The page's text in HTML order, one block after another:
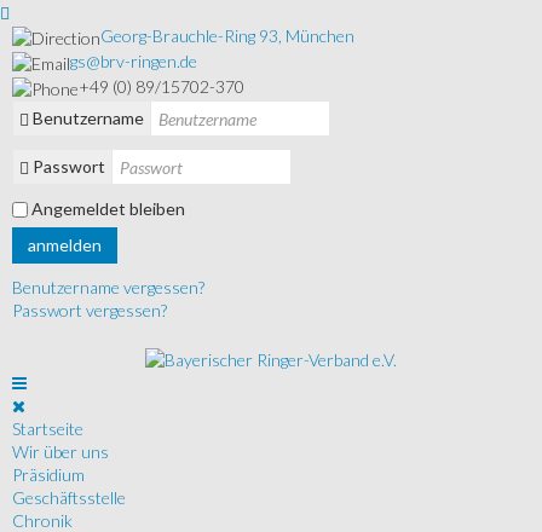
Georg-Brauchle-Ring 93, München
gs@brv-ringen.de
+49 (0) 89/15702-370
Benutzername
Passwort
Angemeldet bleiben
anmelden
Benutzername vergessen?
Passwort vergessen?
Startseite
Wir über uns
Präsidium
Geschäftsstelle
Chronik